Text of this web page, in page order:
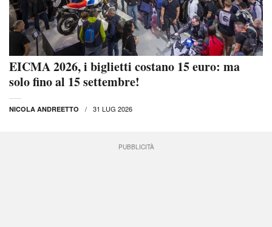
EICMA 2026, i biglietti costano 15 euro: ma
solo fino al 15 settembre!
NICOLA ANDREETTO 31 LUG 2026
PUBBLICITÀ